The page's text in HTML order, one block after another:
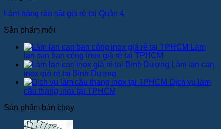
Làm hàng rào sắt giá rẻ tại Quận 4
Sản phẩm mới
Làm
lan can ban công inox giá rẻ tại TPHCM
Làm lan can
inox giá rẻ tại Bình Dương
Dịch vụ làm
cầu thang inox tại TPHCM
Sản phẩm bán chạy